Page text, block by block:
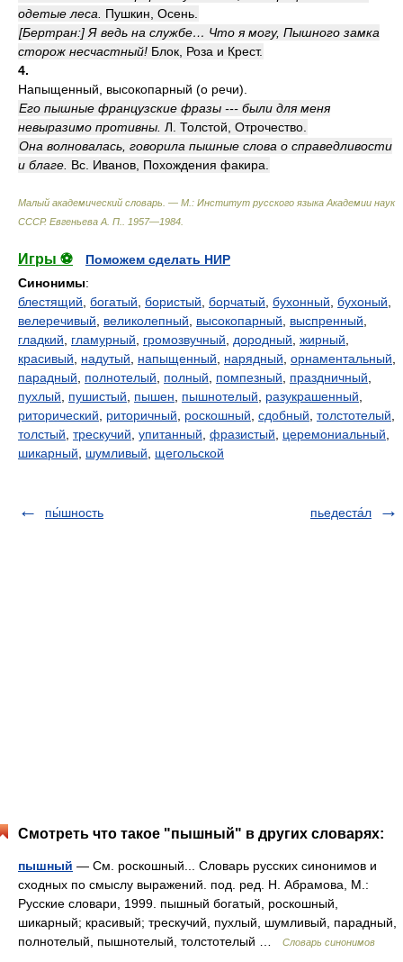
одетые леса.
Пушкин, Осень.
[Бертран:] Я ведь на службе… Что я могу, Пышного замка
сторож несчастный! Блок, Роза и Крест.
4.
Напыщенный, высокопарный (о речи).
Его пышные французские фразы --- были для меня
невыразимо противны. Л. Толстой, Отрочество.
Она волновалась, говорила пышные слова о справедливости
и благе. Вс. Иванов, Похождения факира.
Малый академический словарь. — М.: Институт русского языка Академии наук
СССР. Евгеньева А. П. 1957—1984
Игры ⚽
Поможем сделать НИР
Синонимы:
блестящий богатый бористый борчатый бухонный бухоный
велеречивый
великолепный высокопарный выспренный
гладкий
гламурный громозвучный дородный жирный
красивый
надутый напыщенный нарядный орнаментальный
парадный
полнотелый полный помпезный праздничный
пухлый
пушистый пышен пышнотелый разукрашенный
риторический
риторичный роскошный сдобный толстотелый
толстый трескучий упитанный фразистый церемониальный
шикарный
шумливый щегольской
пы́шность пьедеста́л
Смотреть что такое "пышный" в других словарях:
пышный — См. роскошный... Словарь русских синонимов и
сходных по смыслу выражений. под. ред. Н. Абрамова, М.:
Русские словари, 1999. пышный богатый, роскошный,
шикарный; красивый; трескучий, пухлый, шумливый, парадный,
полнотелый, пышнотелый, толстотелый …
Словарь синонимов